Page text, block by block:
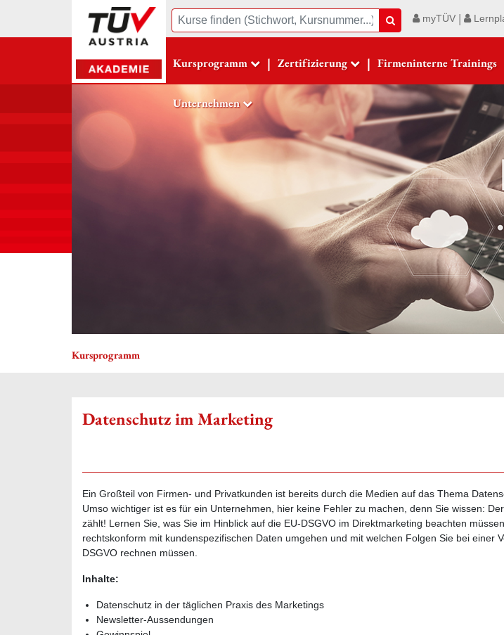
Suche SuchemyTÜV |
Kursprogramm | Zertifizierung | Firmeninterne Trainings
Unternehmen
Kursprogramm
Datenschutz im Marketing
Ein Großteil von Firmen- und Privatkunden ist bereits durch die Medien auf das Thema
Umso wichtiger ist es für ein Unternehmen, hier keine Fehler zu machen, denn Sie wissen:
zählt! Lernen Sie, was Sie im Hinblick auf die EU-DSGVO im Direktmarketing beachten
rechtskonform mit kundenspezifischen Daten umgehen und mit welchen Folgen Sie bei einer
DSGVO rechnen müssen.
Inhalte:
Datenschutz in der täglichen Praxis des Marketings
Newsletter-Aussendungen